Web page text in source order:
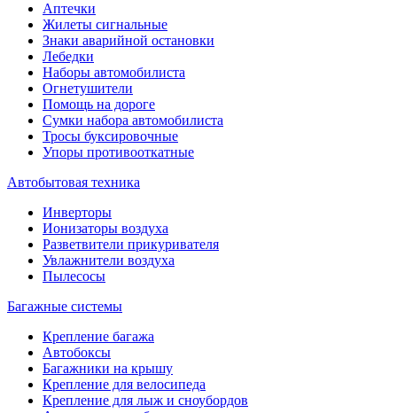
Аптечки
Жилеты сигнальные
Знаки аварийной остановки
Лебедки
Наборы автомобилиста
Огнетушители
Помощь на дороге
Сумки набора автомобилиста
Тросы буксировочные
Упоры противооткатные
Автобытовая техника
Инверторы
Ионизаторы воздуха
Разветвители прикуривателя
Увлажнители воздуха
Пылесосы
Багажные системы
Крепление багажа
Автобоксы
Багажники на крышу
Крепление для велосипеда
Крепление для лыж и сноубордов